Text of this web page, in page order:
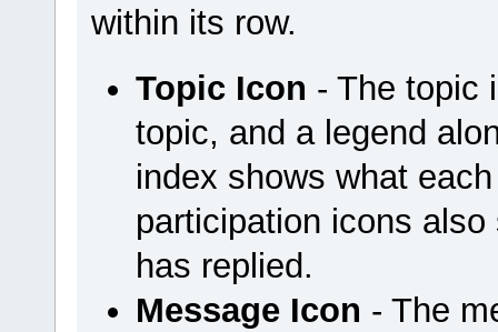
within its row.
Topic Icon - The topic
topic, and a legend
index shows what
participation icons
has replied.
Message Icon - The